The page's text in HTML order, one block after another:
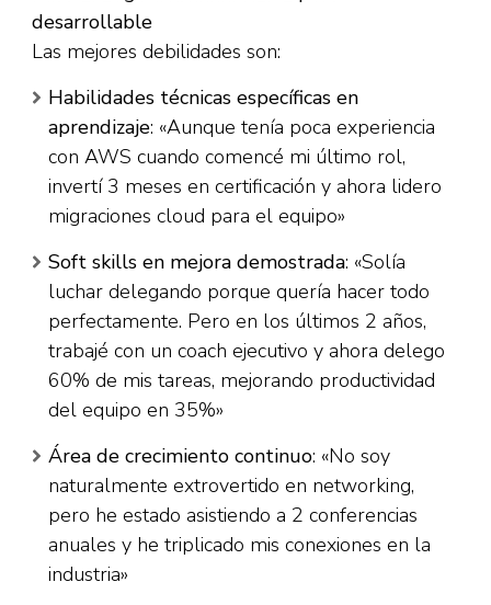
desarrollable
Las mejores debilidades son:
Habilidades técnicas específicas en
aprendizaje: «Aunque tenía poca experiencia
con AWS cuando comencé mi último rol,
invertí 3 meses en certificación y ahora lidero
migraciones cloud para el equipo»​
Soft skills en mejora demostrada: «Solía
luchar delegando porque quería hacer todo
perfectamente. Pero en los últimos 2 años,
trabajé con un coach ejecutivo y ahora delego
60% de mis tareas, mejorando productividad
del equipo en 35%»​
Área de crecimiento continuo: «No soy
naturalmente extrovertido en networking,
pero he estado asistiendo a 2 conferencias
anuales y he triplicado mis conexiones en la
industria»​